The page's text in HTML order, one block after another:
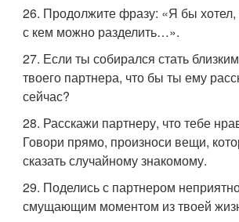
26. Продолжите фразу: «Я бы хотел,
с кем можно разделить…».
27. Если ты собирался стать
твоего партнера, что бы ты ему
сейчас?
28. Расскажи партнеру, что тебе
Говори прямо, произноси вещи,
сказать случайному знакомому.
29. Поделись с партнером
смущающим моментом из твоей